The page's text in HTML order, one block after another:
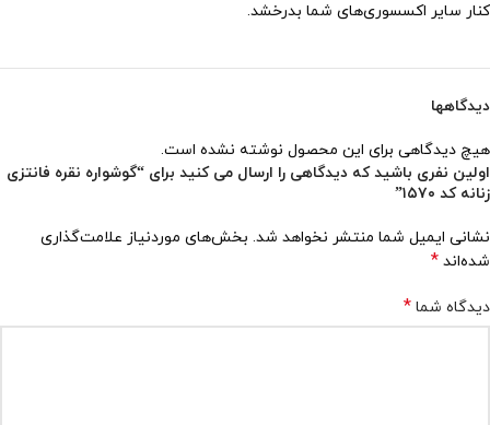
کنار سایر اکسسوری‌های شما بدرخشد.
دیدگاهها
هیچ دیدگاهی برای این محصول نوشته نشده است.
اولین نفری باشید که دیدگاهی را ارسال می کنید برای “گوشواره نقره فانتزی
زنانه کد ۱۵۷۰”
نشانی ایمیل شما منتشر نخواهد شد. بخش‌های موردنیاز علامت‌گذاری
شده‌اند *
دیدگاه شما *